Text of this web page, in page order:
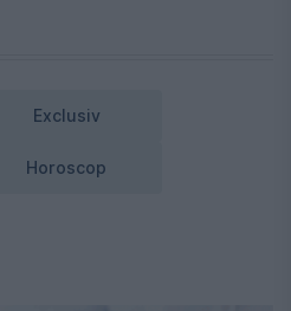
Exclusiv
Horoscop